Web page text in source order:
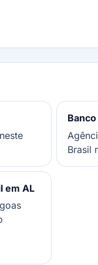
Brasil
em AL